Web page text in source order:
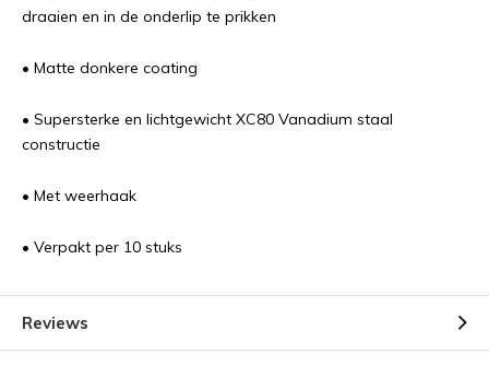
draaien en in de onderlip te prikken
• Matte donkere coating
• Supersterke en lichtgewicht XC80 Vanadium staal
constructie
• Met weerhaak
• Verpakt per 10 stuks
Reviews